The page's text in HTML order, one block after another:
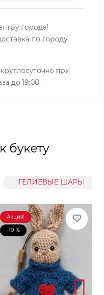
города!
по городу
при
до 19:00.
букету
ГЕЛИЕВЫЕ ШАРЫ
Акция!
-10 %